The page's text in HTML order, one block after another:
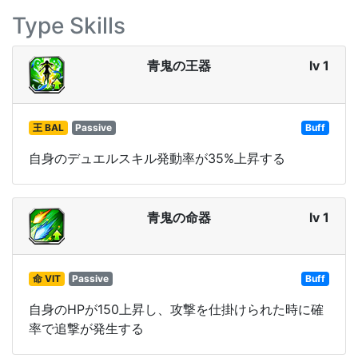
Type Skills
青鬼の王器 lv 1
王 BAL Passive Buff
自身のデュエルスキル発動率が35%上昇する
青鬼の命器 lv 1
命 VIT Passive Buff
自身のHPが150上昇し、攻撃を仕掛けられた時に確
率で追撃が発生する